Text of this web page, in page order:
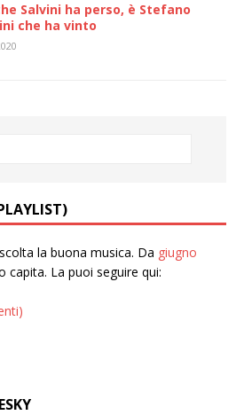
Salvini ha perso, è Stefano
che ha vinto
la buona musica. Da giugno
capita. La puoi seguire qui: